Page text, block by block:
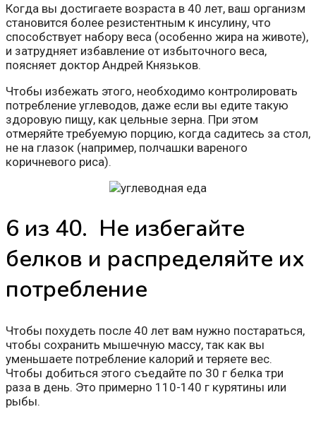
Когда вы достигаете возраста в 40 лет, ваш организм
становится более резистентным к инсулину, что
способствует набору веса (особенно жира на животе),
и затрудняет избавление от избыточного веса,
поясняет доктор Андрей Князьков.
Чтобы избежать этого, необходимо контролировать
потребление углеводов, даже если вы едите такую
здоровую пищу, как цельные зерна. При этом
отмеряйте требуемую порцию, когда садитесь за стол,
не на глазок (например, полчашки вареного
коричневого риса).
6 из 40. Не избегайте
белков и распределяйте их
потребление
Чтобы похудеть после 40 лет вам нужно постараться,
чтобы сохранить мышечную массу, так как вы
уменьшаете потребление калорий и теряете вес.
Чтобы добиться этого съедайте по 30 г белка три
раза в день. Это примерно 110-140 г курятины или
рыбы.